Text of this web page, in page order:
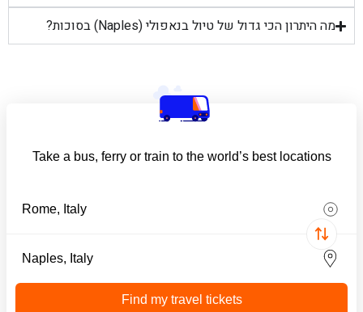
מה היתרון הכי גדול של טיול בנאפולי (Naples) בסוכות?
Take a bus, ferry or train to the world’s best locations
Find my travel tickets